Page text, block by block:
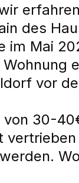
des
im Mai
vor
von 30-